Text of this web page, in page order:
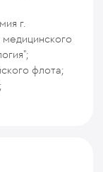
г.
флота;